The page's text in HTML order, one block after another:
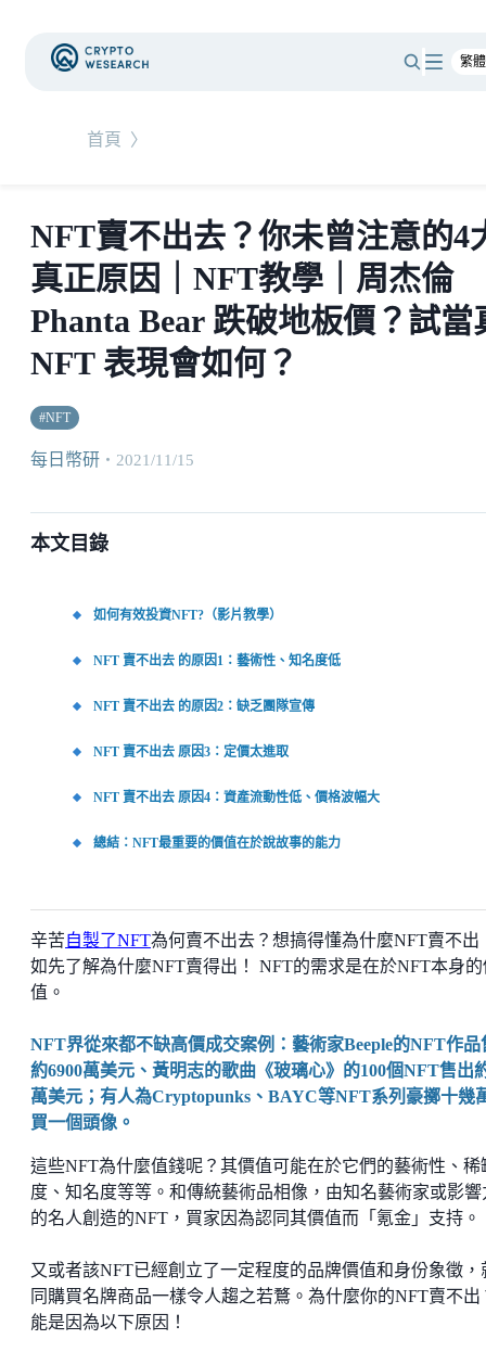
首頁 〉
NFT賣不出去？你未曾注意的4
真正原因｜NFT教學｜周杰倫
Phanta Bear 跌破地板價？試當
NFT 表現會如何？
#NFT
每日幣研 ・ 2021/11/15
本文目錄
如何有效投資NFT?（影片教學）
NFT 賣不出去 的原因1：藝術性、知名度低
NFT 賣不出去 的原因2：缺乏團隊宣傳
NFT 賣不出去 原因3：定價太進取
NFT 賣不出去 原因4：資產流動性低、價格波幅大
總結：NFT最重要的價值在於說故事的能力
辛苦自製了NFT為何賣不出去？想搞得懂為什麼NFT賣不出
如先了解為什麼NFT賣得出！ NFT的需求是在於NFT本身的
值。
NFT界從來都不缺高價成交案例：藝術家Beeple的NFT作品
約6900萬美元、黃明志的歌曲《玻璃心》的100個NFT售出
萬美元；有人為Cryptopunks、BAYC等NFT系列豪擲十幾
買一個頭像。
這些NFT為什麼值錢呢？其價值可能在於它們的藝術性、稀
度、知名度等等。和傳統藝術品相像，由知名藝術家或影響
的名人創造的NFT，買家因為認同其價值而「氪金」支持。
又或者該NFT已經創立了一定程度的品牌價值和身份象徵，
同購買名牌商品一樣令人趨之若鶩。為什麼你的NFT賣不出
能是因為以下原因！